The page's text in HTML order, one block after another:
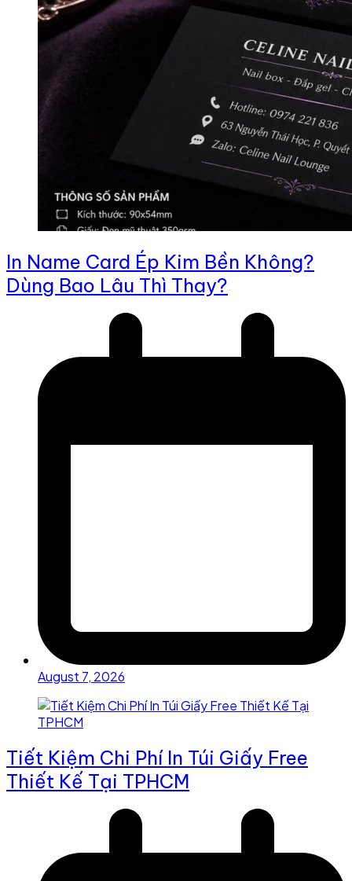
In Name Card Ép Kim Bền Không?
Dùng Bao Lâu Thì Thay?
August 7, 2026
Tiết Kiệm Chi Phí In Túi Giấy Free
Thiết Kế Tại TPHCM